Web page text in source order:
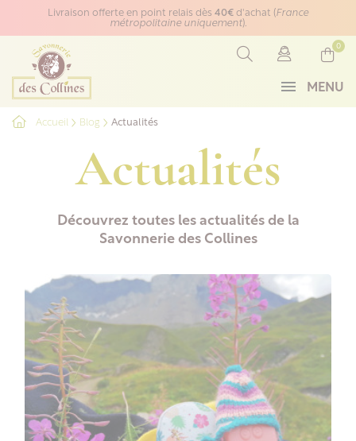
Panneau de gestion des cookies
Livraison offerte en point relais dès 40€ d'achat (France
métropolitaine uniquement).
MENU
0
Accueil Blog Actualités
Actualités
Découvrez toutes les actualités de la
Savonnerie des Collines